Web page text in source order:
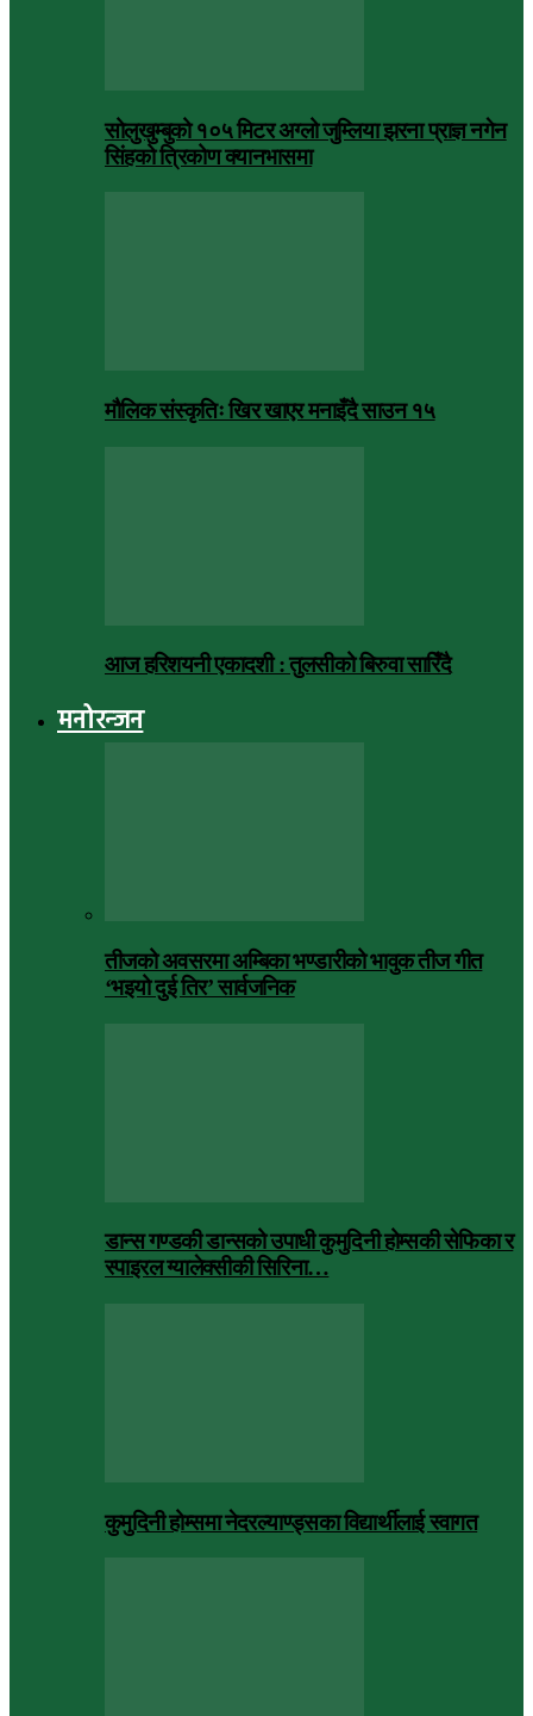
सोलुखुम्बुको १०५ मिटर अग्लो जुम्लिया झरना प्राज्ञ नगेन
सिंहको त्रिकोण क्यानभासमा
मौलिक संस्कृतिः खिर खाएर मनाइँदै साउन १५
आज हरिशयनी एकादशी : तुलसीको बिरुवा सारिँदै
मनोरन्जन
तीजको अवसरमा अम्बिका भण्डारीको भावुक तीज गीत
‘भइयो दुई तिर’ सार्वजनिक
डान्स गण्डकी डान्सको उपाधी कुमुदिनी होम्सकी सेफिका र
स्पाइरल ग्यालेक्सीकी सिरिना…
कुमुदिनी होम्समा नेदरल्याण्ड्सका विद्यार्थीलाई स्वागत